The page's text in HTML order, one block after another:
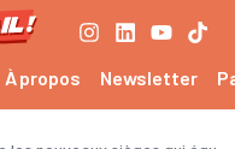
À propos Newsletter